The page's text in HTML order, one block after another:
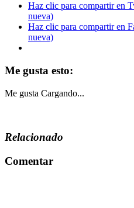
Haz clic para compartir en
nueva)
Haz clic para compartir en
nueva)
Me gusta esto:
Me gusta Cargando...
Relacionado
Comentar